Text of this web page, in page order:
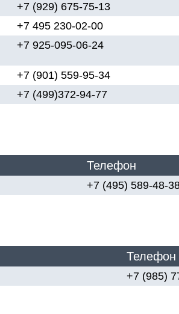
+7 (929) 675-75-13
+7 495 230-02-00
+7 925-095-06-24
+7 (901) 559-95-34
+7 (499)372-94-77
Телефон
+7 (495) 589-48-
Телефон
+7 (985)